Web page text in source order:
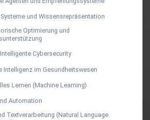
und Wissensrepräsentation
Optimierung und
Cybersecurity
Intelligenz im Gesundheitswesen
Lernen (Machine Learning)
Automation
Textverarbeitung (Natural Language